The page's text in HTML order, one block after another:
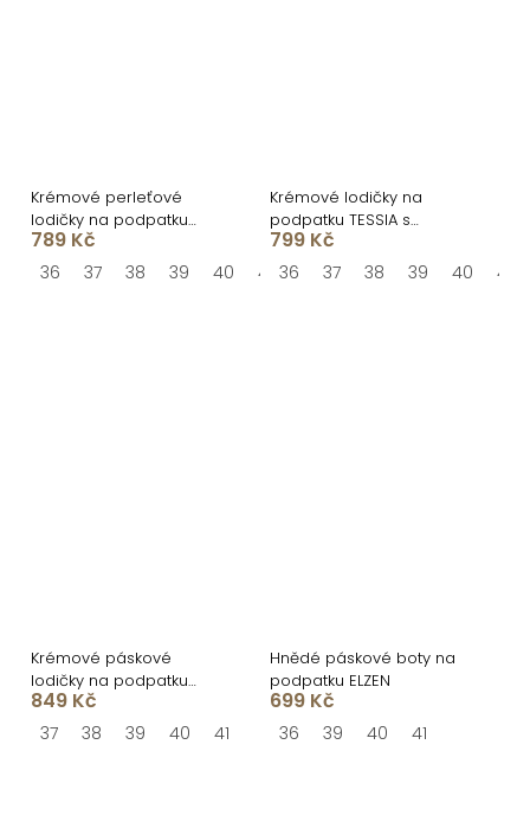
Krémové perleťové
lodičky na podpatku
KEROLA
789 Kč
36 37 38 39 40 41
Krémové lodičky na
podpatku TESSIA s
otevřenou špičkou
799 Kč
36 37 38 39 40 41
Krémové páskové
lodičky na podpatku
LINORA s otevřenou
špičkou
849 Kč
37 38 39 40 41
Hnědé páskové boty na
podpatku ELZEN
699 Kč
36 39 40 41